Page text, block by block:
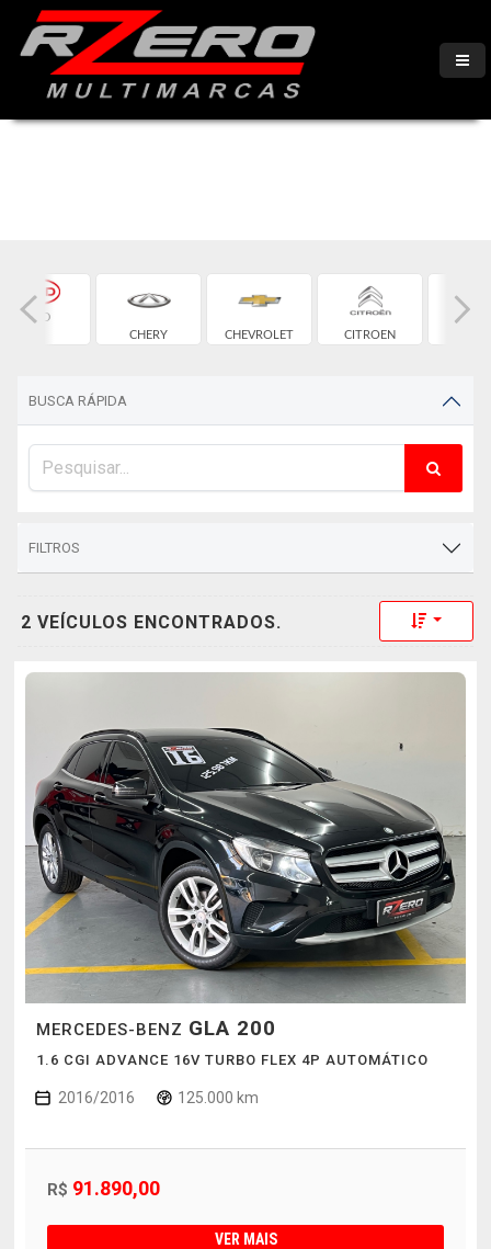
BYD
CHERY
CHEVROLET CITROEN
BUSCA RÁPIDA
FILTROS
2 VEÍCULOS ENCONTRADOS. Toggle
MERCEDES-BENZ GLA 200
1.6 CGI ADVANCE 16V TURBO FLEX 4P AUTOMÁTICO
2016/2016 125.000 km
R$ 91.890,00
VER MAIS